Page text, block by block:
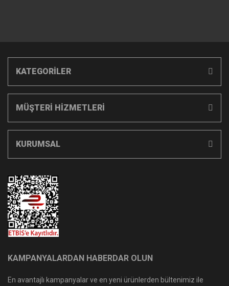
KATEGORİLER
MÜŞTERİ HİZMETLERİ
KURUMSAL
KAMPANYALARDAN HABERDAR OLUN
En avantajlı kampanyalar ve en yeni ürünlerden bültenimiz ile